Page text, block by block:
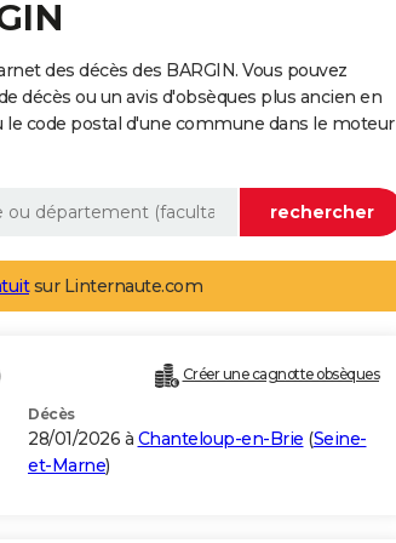
des décès des BARGIN. Vous pouvez
décès ou un avis d'obsèques plus ancien en
code postal d'une commune dans le moteur
sur Linternaute.com
Créer une cagnotte obsèques
Décès
28/01/2026 à Chanteloup-en-Brie (Seine-
et-Marne)